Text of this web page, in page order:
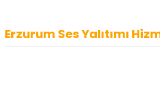
Erzurum Ses Yalıtımı